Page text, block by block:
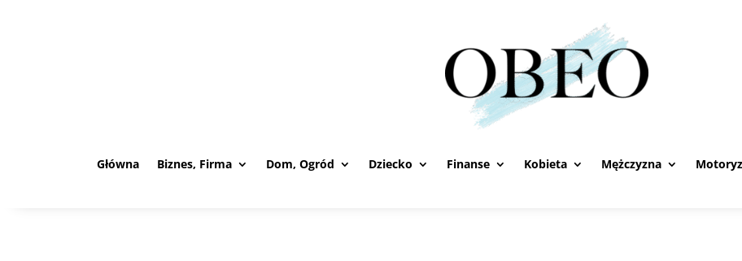
Główna Biznes, Firma Dom, Ogród Dziecko Finanse Kobieta Mężczyzna